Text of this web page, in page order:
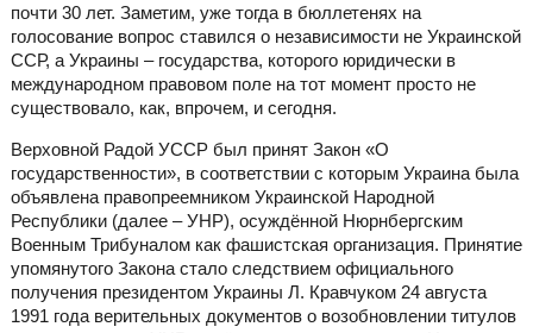
почти 30 лет. Заметим, уже тогда в бюллетенях на
голосование вопрос ставился о независимости не Украинской
ССР, а Украины – государства, которого юридически в
международном правовом поле на тот момент просто не
существовало, как, впрочем, и сегодня.
Верховной Радой УССР был принят Закон «О
государственности», в соответствии с которым Украина была
объявлена правопреемником Украинской Народной
Республики (далее – УНР), осуждённой Нюрнбергским
Военным Трибуналом как фашистская организация. Принятие
упомянутого Закона стало следствием официального
получения президентом Украины Л. Кравчуком 24 августа
1991 года верительных документов о возобновлении титулов